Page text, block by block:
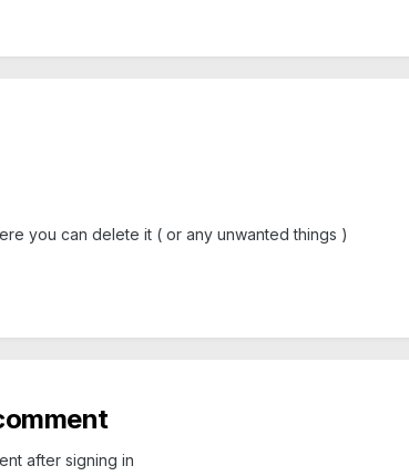
you can delete it ( or any unwanted things )
after signing in